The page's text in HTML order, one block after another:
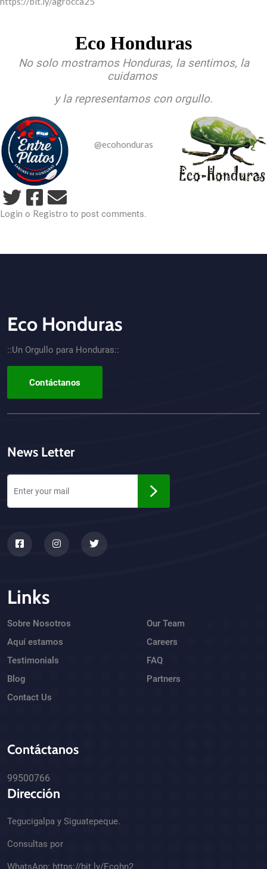
Eco Honduras
No solo mostramos Honduras, la sentimos, la
cuidamos
y la representamos con orgullo.
@ecohonduras
Login o Registro to post comments.
CTA - Footer
Eco Honduras
::Un Orgullo para Honduras::
Contáctanos
News Letter
Links
Sobre Nosotros
Aquí estamos
Testimonials
Blog
Contact Us
Our Team
Careers
FAQ
Partners
Contáctanos
99500766
Dirección
Tegucigalpa y Siguatepeque.
Consultas por